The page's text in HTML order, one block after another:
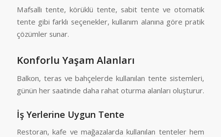
Mafsallı tente, körüklü tente, sabit tente ve otomatik
tente gibi farklı seçenekler, kullanım alanına göre pratik
çözümler sunar.
Konforlu Yaşam Alanları
Balkon, teras ve bahçelerde kullanılan tente sistemleri,
günün her saatinde daha rahat oturma alanları oluşturur.
İş Yerlerine Uygun Tente
Restoran, kafe ve mağazalarda kullanılan tenteler hem